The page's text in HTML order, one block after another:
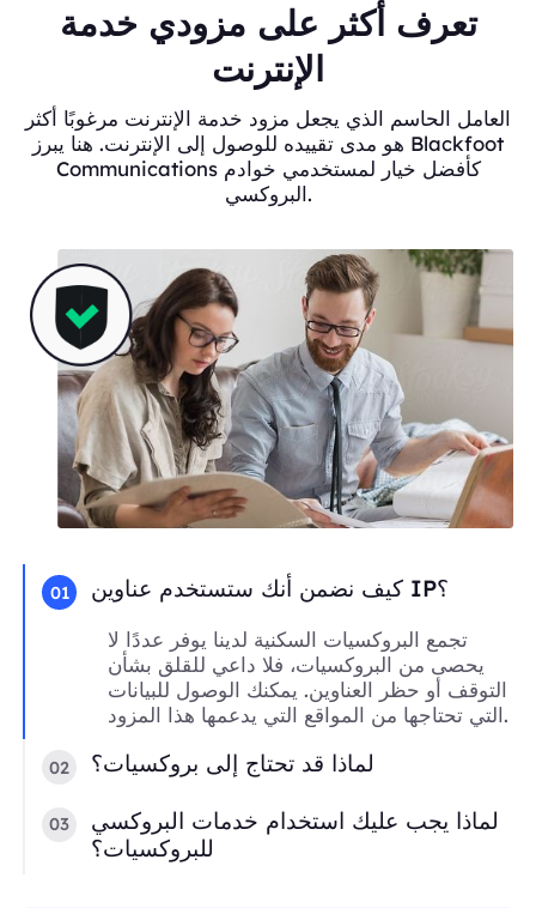
تعرف أكثر على مزودي خدمة
الإنترنت
العامل الحاسم الذي يجعل مزود خدمة الإنترنت مرغوبًا أكثر
هو مدى تقييده للوصول إلى الإنترنت. هنا يبرز Blackfoot
Communications كأفضل خيار لمستخدمي خوادم
البروكسي.
01 كيف نضمن أنك ستستخدم عناوين IP؟
تجمع البروكسيات السكنية لدينا يوفر عددًا لا
يحصى من البروكسيات، فلا داعي للقلق بشأن
التوقف أو حظر العناوين. يمكنك الوصول للبيانات
التي تحتاجها من المواقع التي يدعمها هذا المزود.
02 لماذا قد تحتاج إلى بروكسيات؟
03
لماذا يجب عليك استخدام خدمات البروكسي
للبروكسيات؟